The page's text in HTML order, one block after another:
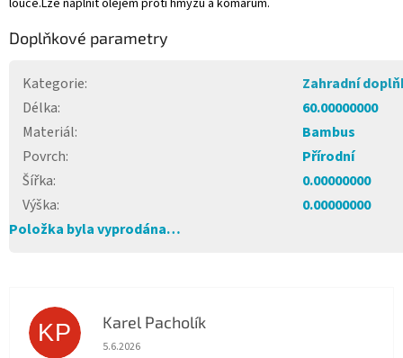
louce.Lze naplnit olejem proti hmyzu a komárům.
Doplňkové parametry
Kategorie:
Zahradní
Délka:
60.00000000
Materiál:
Bambus
Povrch:
Přírodní
Šířka:
0.00000000
Výška:
0.00000000
Položka byla vyprodána…
KP Karel Pacholík
Hodnocení obchodu je 4 z 5 hvězdiček.
5.6.2026